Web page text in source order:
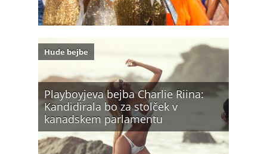
Playboyjeva bejba Charlie Riina:
Kandidirala bo za stolček v
kanadskem parlamentu
Hude bejbe